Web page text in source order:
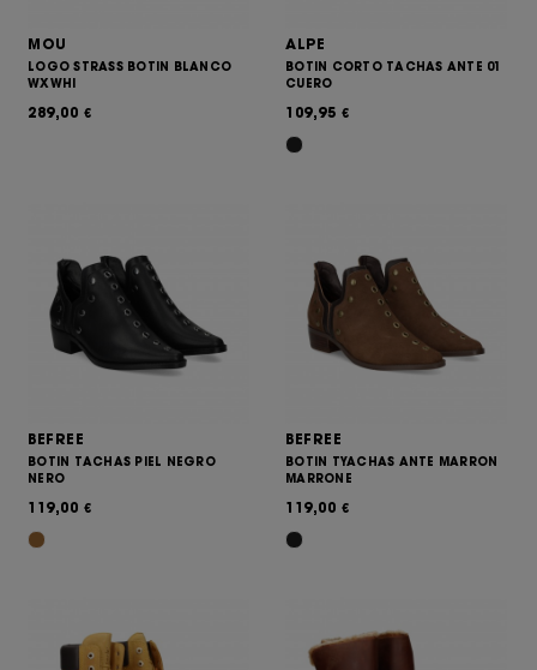
MOU
LOGO STRASS BOTIN BLANCO
WXWHI
289,00 €
ALPE
BOTIN CORTO TACHAS ANTE 01
CUERO
109,95 €
BEFREE
BOTIN TACHAS PIEL NEGRO
NERO
119,00 €
BEFREE
BOTIN TYACHAS ANTE MARRON
MARRONE
119,00 €